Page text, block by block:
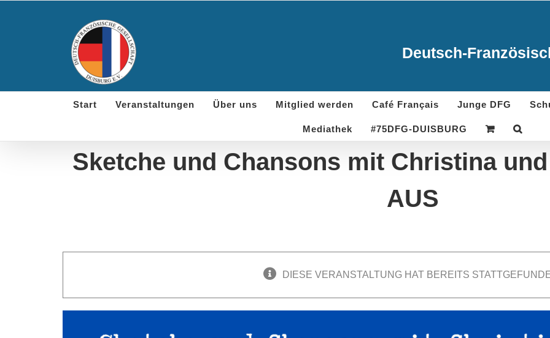
Deutsch-
Start Veranstaltungen Über uns Mitglied werden Café Français Junge DFG
Mediathek #75DFG-DUISBURG
Sketche und Chansons mit Christina
AUS
DIESE VERANSTALTUNG HAT BEREITS